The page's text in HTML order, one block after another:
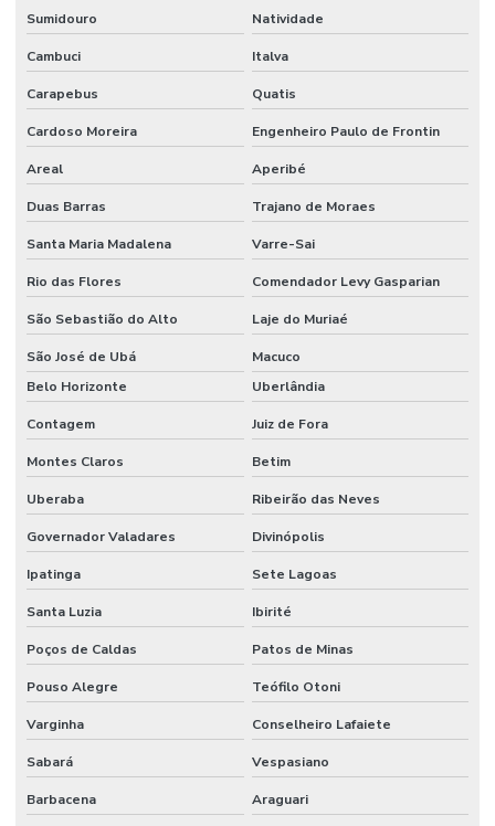
Limpeza De Estruturas E Pisos
Limpeza De Estruturas E Pisos Industriais
Limpeza De Estruturas Industriais
Limpeza De Pisos Industriais
Limpeza De Pneus E Equipamentos Industriais
Limpeza De Pós Obra E Conservação
Limpeza De Recepção E Corredores
Limpeza E Conservação
Limpeza E Conservação De Ambientes Corporativos
Limpeza de espaços corporativos
Limpeza Especializada Para Ambientes Comerciais
Limpeza Profissional De Ambientes
Limpeza Profunda De Ambientes Administrativos
Limpeza Profunda De Ambientes Comerciais
Limpeza Técnica De Ambientes
Limpeza Técnica De Ambientes Industriais
Limpeza Técnica De Indústrias E Escritórios
Manutenção corporativa
Sumidouro Natividade
Cambuci Italva
Carapebus Quatis
Cardoso Moreira Engenheiro Paulo de Frontin
Areal Aperibé
Duas Barras Trajano de Moraes
Santa Maria Madalena Varre-Sai
Rio das Flores Comendador Levy Gasparian
São Sebastião do Alto Laje do Muriaé
São José de Ubá
Macuco
Belo Horizonte
Uberlândia
Contagem Juiz de Fora
Montes Claros Betim
Uberaba Ribeirão das Neves
Governador Valadares Divinópolis
Ipatinga Sete Lagoas
Santa Luzia Ibirité
Poços de Caldas Patos de Minas
Pouso Alegre Teófilo Otoni
Varginha Conselheiro Lafaiete
Sabará Vespasiano
Barbacena Araguari